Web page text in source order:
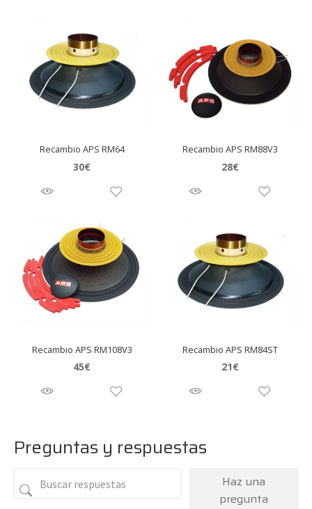
Recambio APS RM64
30€
Recambio APS RM88V3
28€
Recambio APS RM108V3
45€
Recambio APS RM84ST
21€
Preguntas y respuestas
Haz una
pregunta